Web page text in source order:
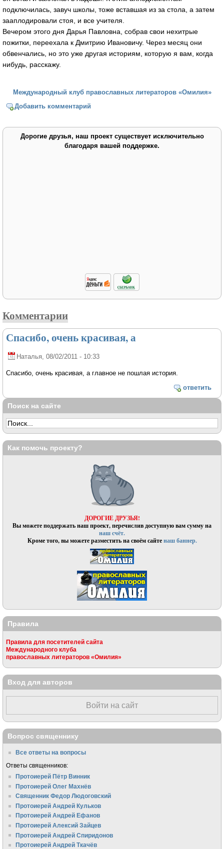
подключилась, завуч школы, тоже вставшая из за стола, а затем
зааплодировали стоя, и все учителя.
Вечером этого дня Дарья Павловна, собрав свои нехитрые
пожитки, переехала к Дмитрию Ивановичу. Через месяц они
обвенчались, но это уже другая историям, которую я вам, когда
нибудь, расскажу.
Международный клуб православных литераторов «Омилия»
Добавить комментарий
Дорогие друзья, наш проект существует исключительно
благодаря вашей поддержке.
Комментарии
Спасибо, очень красивая, а
Наталья, 08/02/2011 - 10:33
Спасибо, очень красивая, а главное не пошлая история.
ответить
Поиск на сайте
Как помочь проекту?
ДОРОГИЕ ДРУЗЬЯ!
Вы можете поддержать наш проект, перечислив доступную вам сумму на
наш счёт.
Кроме того, вы можете разместить на своём сайтенаш баннер.
Правила
Правила для посетителей сайта
Международного клуба
православных литераторов «Омилия»
Вход для авторов
Войти на сайт
Вопрос священнику
Все ответы на вопросы
Ответы священников:
Протоиерей Пётр Винник
Протоиерей Олег Махнёв
Священник Федор Людоговский
Протоиерей Андрей Кульков
Протоиерей Андрей Ефанов
Протоиерей Алексий Зайцев
Протоиерей Андрей Спиридонов
Протоиерей Андрей Ткачёв